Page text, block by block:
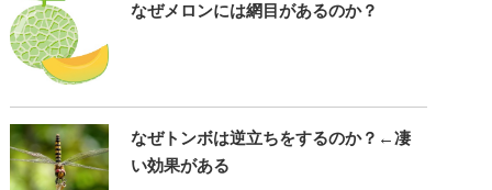
なぜメロンには網目があるのか？
なぜトンボは逆立ちをするのか？←凄
い効果がある